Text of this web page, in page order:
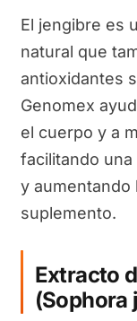
El jengibre es
natural que
antioxidantes
Genomex
el cuerpo y a
facilitando
y aumentando
suplemento.
Extracto
(Sophora